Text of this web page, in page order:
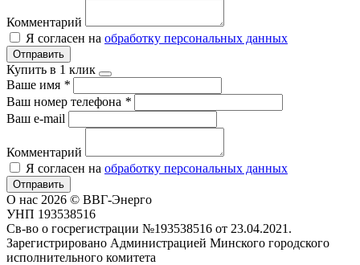
Комментарий
Я согласен на обработку персональных данных
Отправить
Купить в 1 клик
Ваше имя *
Ваш номер телефона *
Ваш e-mail
Комментарий
Я согласен на обработку персональных данных
Отправить
О нас 2026 © ВВГ-Энерго
УНП 193538516
Св-во о госрегистрации №193538516 от 23.04.2021.
Зарегистрировано Администрацией Минского городского
исполнительного комитета